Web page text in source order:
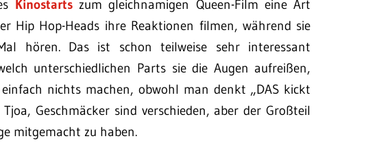
Kinostartszum gleichnamigen Queen-Film eine Art
Hip Hop-Heads ihre Reaktionen filmen, während sie
hören. Das ist schon teilweise sehr interessant
unterschiedlichen Parts sie die Augen aufreißen,
nichts machen, obwohl man denkt „DAS kickt
Geschmäcker sind verschieden, aber der Großteil
mitgemacht zu haben.